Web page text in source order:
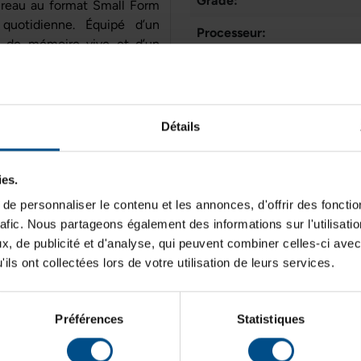
Détails
personnaliser le contenu et les annonces, d'offrir des
Nous partageons également des informations sur
de publicité et d'analyse, qui peuvent combiner celles-ci
ont collectées lors de votre utilisation de leurs services.
Préférences Statistiques
au format Small Form
Équipé d’un
mémoire vive et d’un
bureautiques, la
s’intègre facilement
complète.
8 Go DDR4
RJ‑45
Processeur:
Mémoire vive:
Système d'exploitation:
Cœurs de processeur:
Connectique: